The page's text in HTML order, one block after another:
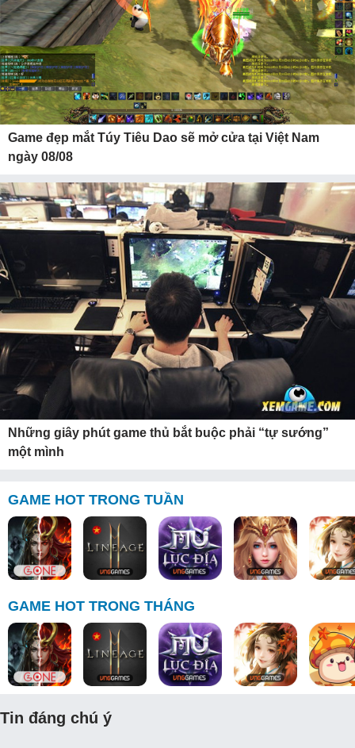
Game đẹp mắt Túy Tiêu Dao sẽ mở cửa tại Việt Nam
ngày 08/08
Những giây phút game thủ bắt buộc phải “tự sướng”
một mình
GAME HOT TRONG TUẦN
GAME HOT TRONG THÁNG
Tin đáng chú ý